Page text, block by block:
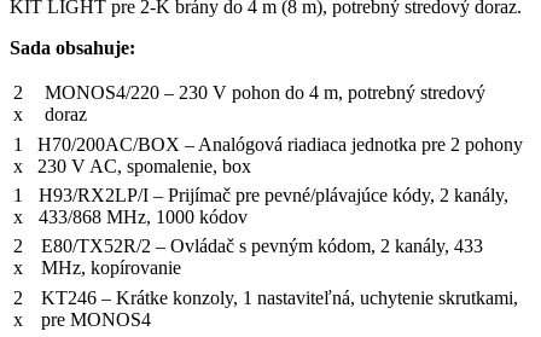
KIT LIGHT pre 2-K brány do 4 m (8 m), potrebný stredový doraz.
Sada obsahuje:
2
x
MONOS4/220 – 230 V pohon do 4 m, potrebný stredový
doraz
1
x
H70/200AC/BOX – Analógová riadiaca jednotka pre 2 pohony
230 V AC, spomalenie, box
1
x
H93/RX2LP/I – Prijímač pre pevné/plávajúce kódy, 2 kanály,
433/868 MHz, 1000 kódov
2
x
E80/TX52R/2 – Ovládač s pevným kódom, 2 kanály, 433
MHz, kopírovanie
2
x
KT246 – Krátke konzoly, 1 nastaviteľná, uchytenie skrutkami,
pre MONOS4